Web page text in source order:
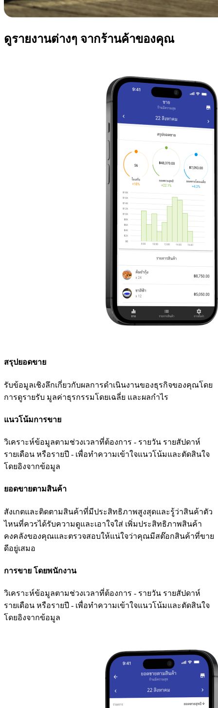
ดูรายงานต่างๆ จากร้านค้าของคุณ
สรุปยอดขาย
รับข้อมูลเชิงลึกเกี่ยวกับผลการดำเนินงานของธุรกิจของคุณโดย
การดูรายรับ มูลค่าธุรกรรมโดยเฉลี่ย และผลกำไร
แนวโน้มการขาย
วิเคราะห์ข้อมูลตามช่วงเวลาที่ต้องการ - รายวัน รายสัปดาห์
รายเดือน หรือรายปี - เพื่อทำความเข้าใจแนวโน้มและตัดสินใจ
โดยอิงจากข้อมูล
ยอดขายตามสินค้า
สังเกตและติดตามสินค้าที่มีประสิทธิภาพสูงสุดและรู้ว่าสินค้าตัว
ไหนที่ควรได้รับความดูและเอาใจใส่ เพิ่มประสิทธิภาพสินค้า
คงคลังของคุณและตรวจสอบให้แน่ใจว่าคุณมีสต๊อกสินค้าที่ขาย
ดีอยู่เสมอ
การขาย โดยพนักงาน
วิเคราะห์ข้อมูลตามช่วงเวลาที่ต้องการ - รายวัน รายสัปดาห์
รายเดือน หรือรายปี - เพื่อทำความเข้าใจแนวโน้มและตัดสินใจ
โดยอิงจากข้อมูล